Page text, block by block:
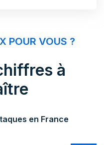
POUR VOUS ?
à
en France